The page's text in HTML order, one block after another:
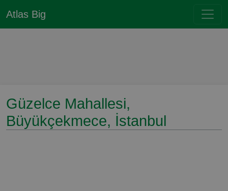
Atlas Big
Güzelce Mahallesi,
Büyükçekmece, İstanbul